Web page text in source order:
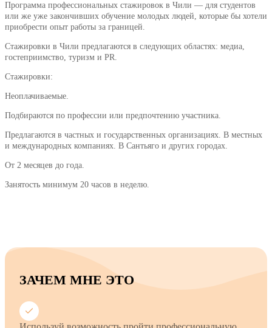
Программа профессиональных стажировок в Чили — для студентов
или же уже закончивших обучение молодых людей, которые бы хотели
приобрести опыт работы за границей.
Стажировки в Чили предлагаются в следующих областях: медиа,
гостеприимство, туризм и PR.
Стажировки:
Неоплачиваемые.
Подбираются по профессии или предпочтению участника.
Предлагаются в частных и государственных организациях. В местных
и международных компаниях. В Сантьяго и других городах.
От 2 месяцев до года.
Занятость минимум 20 часов в неделю.
ЗАЧЕМ МНЕ ЭТО